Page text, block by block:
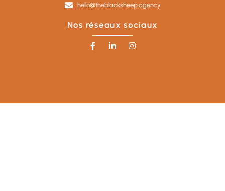
hello@theblacksheep.agency
Nos réseaux sociaux